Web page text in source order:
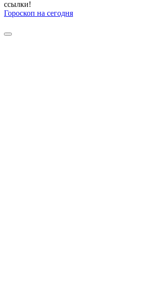
ссылки!
Гороскоп на сегодня